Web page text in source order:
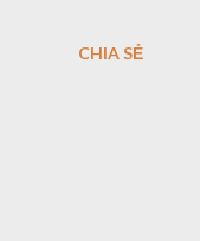
CHIA SẺ